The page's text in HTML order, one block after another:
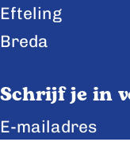
Efteling
Breda
Schrijf je in
E-mailadres